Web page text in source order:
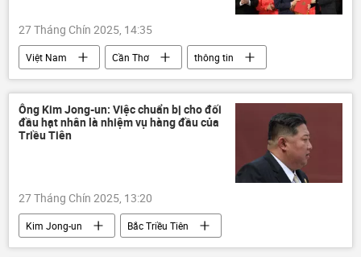
27 Tháng Chín 2025, 14:35
Việt Nam Cần Thơ
thông tin
Chính trị
Trần Thanh Mẫn
Quốc hội Việt Nam
Tô Lâm
Lương Cường
Phạm Minh Chính
Ông Kim Jong-un: Việc chuẩn bị cho đối
đầu hạt nhân là nhiệm vụ hàng đầu của
Triều Tiên
27 Tháng Chín 2025, 13:20
Kim Jong-un
Bắc Triều Tiên
lĩnh vực hạt nhân
thông tin